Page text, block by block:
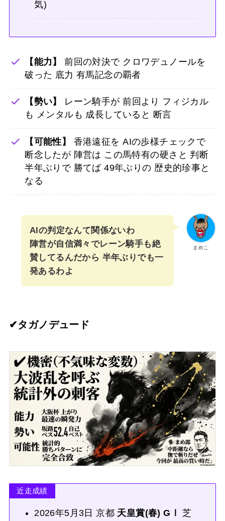
気)
【能力】
前回の対決で クロワデュノールを
破った 底力 有馬記念の覇者
【勢い】
レーン騎手が 前回より フィジカル
も メンタルも 成長していると 断言
【可能性】
香港遠征を AIの歩様チェックで
断念したが 陣営は この馬特有の硬さと 判断
半年ぶりで 勝てば 49年ぶりの 歴史的珍事と
なる
まめこ
AIの判定なんて関係ないわ
陣営が自信満々でレーン騎手も絶
賛してるんだから 半年ぶりでも一
発あるわよ
✔︎タガノデュード
近走成績
2026年5月3日 京都 天皇賞(春) GⅠ 芝